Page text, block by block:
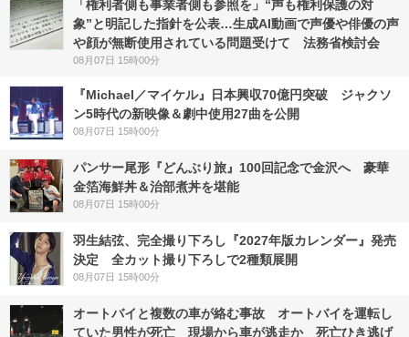
「権利者側も事業者側も参照を」“声も権利保護の対
象”と明記した指針を公表…生成AI動画で声優や俳優の声
や顔が無断使用されている問題受けて 法務省検討会
08月07日 15時00分
『Michael／マイケル』日本興収70億円突破 ジャクソ
ン5時代の新映像＆劇中使用27曲を公開
08月07日 15時00分
パンサー尾形『どんぶり旅』100回記念で金沢へ 豪華
金箔海鮮丼＆治部煮丼を堪能
08月07日 15時00分
羽生結弦、完全撮り下ろし『2027年版カレンダー』発売
決定 全カット撮り下ろしで2種類展開
08月07日 15時00分
オートバイと複数の車が絡む事故 オートバイを運転し
ていた男性が死亡 現場から車が逃走か 死亡ひき逃げ